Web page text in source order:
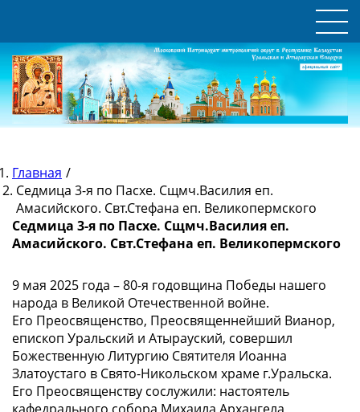
Главная /
Седмица 3-я по Пасхе. Сщмч.Василия еп.
Амасийского. Свт.Стефана еп. Великопермского
Седмица 3-я по Пасхе. Сщмч.Василия еп.
Амасийского. Свт.Стефана еп. Великопермского
9 мая 2025 года – 80-я годовщина Победы нашего
народа в Великой Отечественной войне.
Его Преосвященство, Преосвященнейший Вианор,
епископ Уральский и Атырауский, совершил
Божественную Литургию Святителя Иоанна
Златоустаго в Свято-Никольском храме г.Уральска.
Его Преосвященству сослужили: настоятель